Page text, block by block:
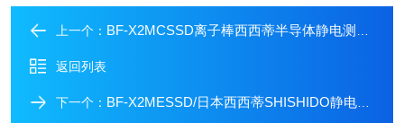
上一个： BF-X2MCSSD离子棒西西蒂半导体静电测试离子风机
返回列表
下一个： BF-X2MESSD/日本西西蒂SHISHIDO静电测试离子风机